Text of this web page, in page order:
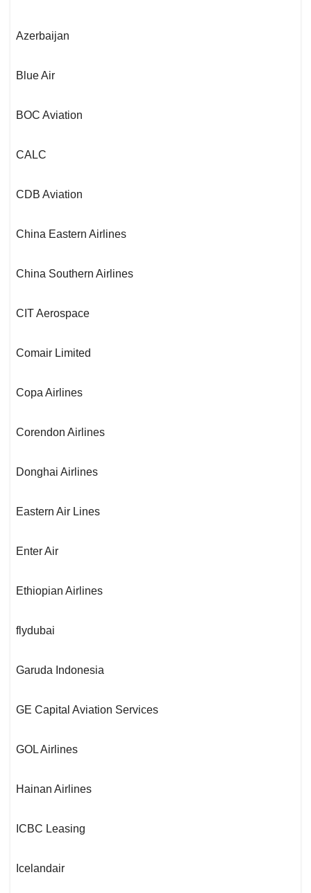
Azerbaijan
Blue Air
BOC Aviation
CALC
CDB Aviation
China Eastern Airlines
China Southern Airlines
CIT Aerospace
Comair Limited
Copa Airlines
Corendon Airlines
Donghai Airlines
Eastern Air Lines
Enter Air
Ethiopian Airlines
flydubai
Garuda Indonesia
GE Capital Aviation Services
GOL Airlines
Hainan Airlines
ICBC Leasing
Icelandair